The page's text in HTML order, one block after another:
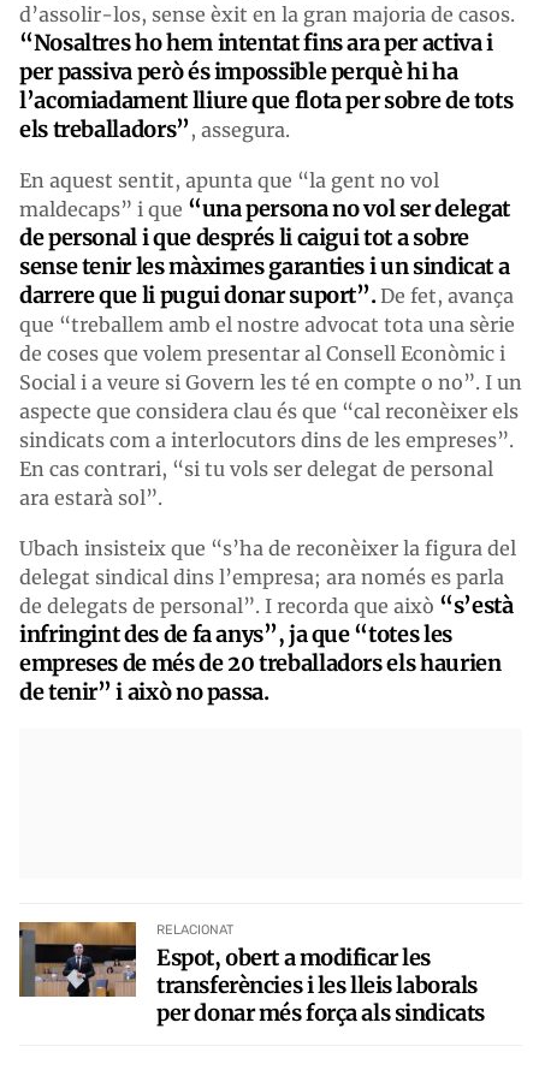
d’assolir-los, sense èxit en la gran majoria de casos.
“Nosaltres ho hem intentat fins ara per activa i
per passiva però és impossible perquè hi ha
l’acomiadament lliure que flota per sobre de tots
els treballadors”, assegura.
En aquest sentit, apunta que “la gent no vol
maldecaps” i que “una persona no vol ser delegat
de personal i que després li caigui tot a sobre
sense tenir les màximes garanties i un sindicat a
darrere que li pugui donar suport”.De fet, avança
que “treballem amb el nostre advocat tota una sèrie
de coses que volem presentar al Consell Econòmic i
Social i a veure si Govern les té en compte o no”. I un
aspecte que considera clau és que “cal reconèixer els
sindicats com a interlocutors dins de les empreses”.
En cas contrari, “si tu vols ser delegat de personal
ara estarà sol”.
Ubach insisteix que “s’ha de reconèixer la figura del
delegat sindical dins l’empresa; ara només es parla
de delegats de personal”. I recorda que això “s’està
infringint des de fa anys”, ja que “totes les
empreses de més de 20 treballadors els haurien
de tenir” i això no passa.
RELACIONAT
Espot, obert a modificar les
transferències i les lleis laborals
per donar més força als sindicats